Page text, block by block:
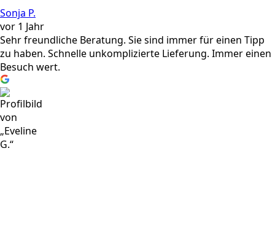
Sonja P.
vor 1 Jahr
Sehr freundliche Beratung. Sie sind immer für einen Tipp
zu haben. Schnelle unkomplizierte Lieferung. Immer einen
Besuch wert.